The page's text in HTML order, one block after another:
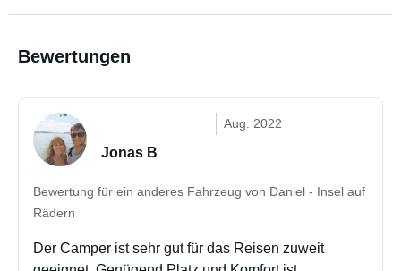
Bewertungen
Aug. 2022
Jonas B
Bewertung für ein anderes Fahrzeug von Daniel - Insel auf
Rädern
Der Camper ist sehr gut für das Reisen zuweit